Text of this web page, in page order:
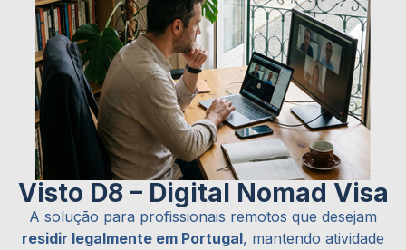
NOTÍCIAS AVALIAÇÃO GRATUITA
Visto D8 – Digital Nomad Visa
A solução para profissionais remotos que desejam
residir legalmente em Portugal, mantendo atividade